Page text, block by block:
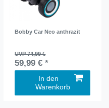
Bobby Car Neo anthrazit
UVP 74,99 €
59,99 € *
In den
Warenkorb